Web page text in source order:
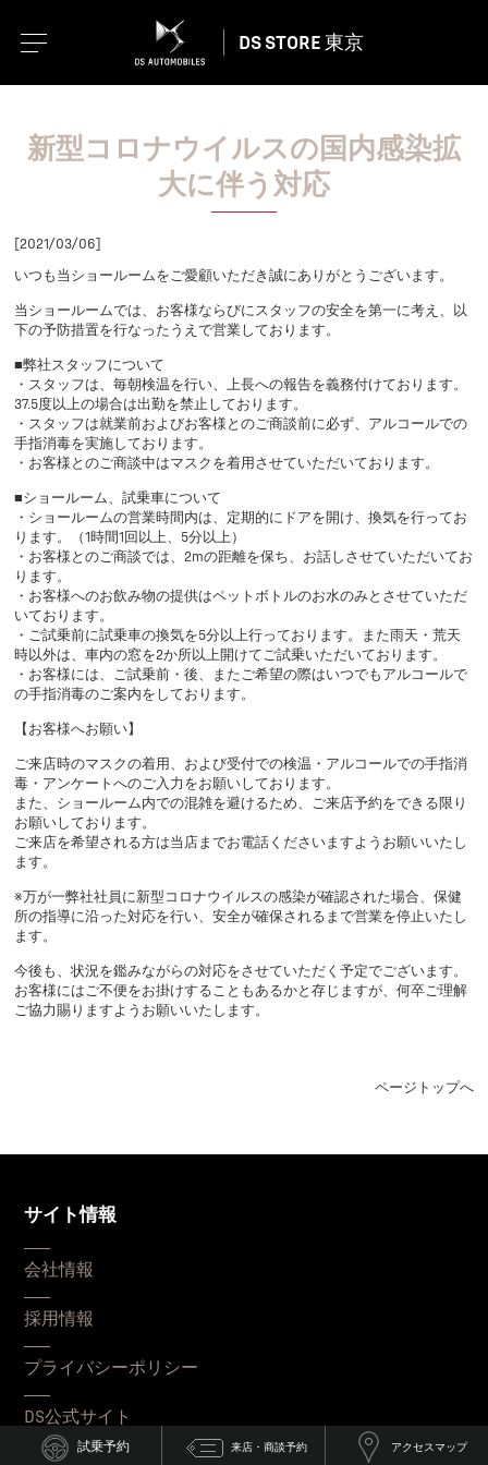
DS STORE 東京
試乗予約 来店・商談予約 アクセスマップ
新型コロナウイルスの国内感染拡
大に伴う対応
[2021/03/06]
いつも当ショールームをご愛顧いただき誠にありがとうございます。
当ショールームでは、お客様ならびにスタッフの安全を第一に考え、以
下の予防措置を行なったうえで営業しております。
■弊社スタッフについて
・スタッフは、毎朝検温を行い、上長への報告を義務付けております。
37.5度以上の場合は出勤を禁止しております。
・スタッフは就業前およびお客様とのご商談前に必ず、アルコールでの
手指消毒を実施しております。
・お客様とのご商談中はマスクを着用させていただいております。
■ショールーム、試乗車について
・ショールームの営業時間内は、定期的にドアを開け、換気を行ってお
ります。（1時間1回以上、5分以上）
・お客様とのご商談では、2mの距離を保ち、お話しさせていただいてお
ります。
・お客様へのお飲み物の提供はペットボトルのお水のみとさせていただ
いております。
・ご試乗前に試乗車の換気を5分以上行っております。また雨天・荒天
時以外は、車内の窓を2か所以上開けてご試乗いただいております。
・お客様には、ご試乗前・後、またご希望の際はいつでもアルコールで
の手指消毒のご案内をしております。
【お客様へお願い】
ご来店時のマスクの着用、および受付での検温・アルコールでの手指消
毒・アンケートへのご入力をお願いしております。
また、ショールーム内での混雑を避けるため、ご来店予約をできる限り
お願いしております。
ご来店を希望される方は当店までお電話くださいますようお願いいたし
ます。
※万が一弊社社員に新型コロナウイルスの感染が確認された場合、保健
所の指導に沿った対応を行い、安全が確保されるまで営業を停止いたし
ます。
今後も、状況を鑑みながらの対応をさせていただく予定でございます。
お客様にはご不便をお掛けすることもあるかと存じますが、何卒ご理解
ご協力賜りますようお願いいたします。
ページトップへ
サイト情報
会社情報
採用情報
プライバシーポリシー
DS公式サイト